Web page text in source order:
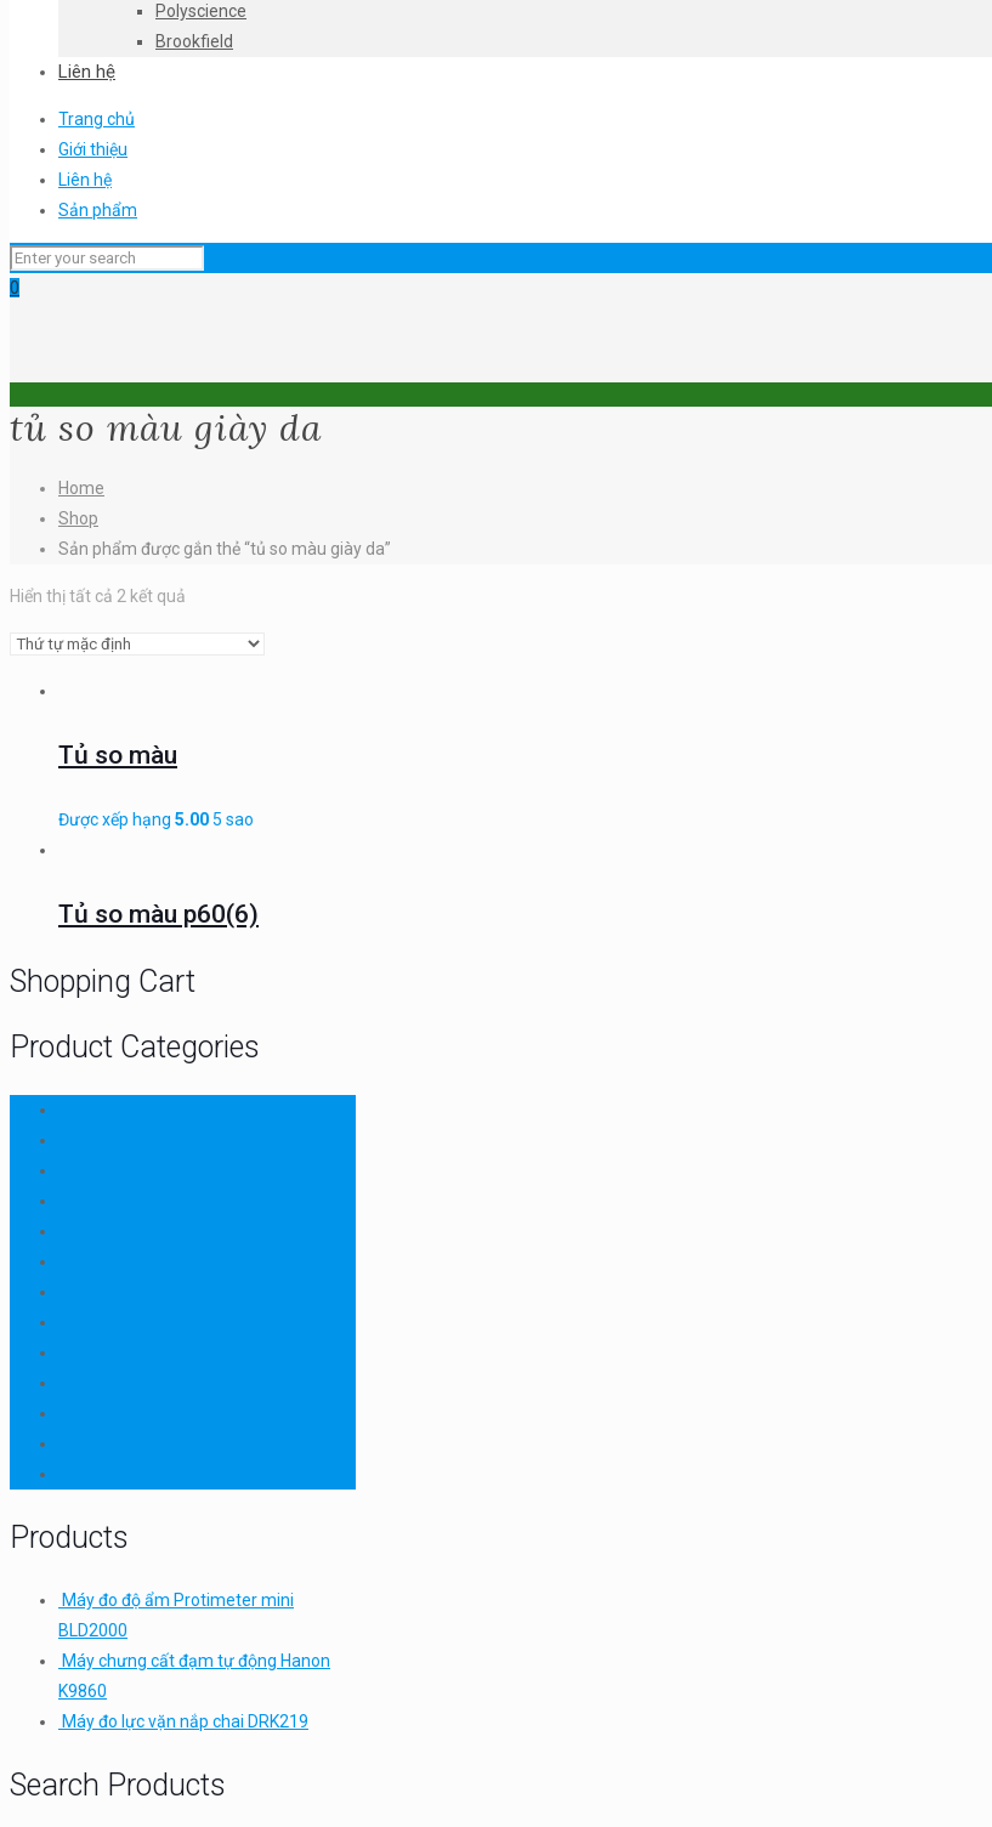
Polyscience
Brookfield
Liên hệ
Trang chủ
Giới thiệu
Liên hệ
Sản phẩm
0
tủ so màu giày da
Home
Shop
Sản phẩm được gắn thẻ “tủ so màu giày da”
Hiển thị tất cả 2 kết quả
Tủ so màu
Được xếp hạng 5.005 sao
Tủ so màu p60(6)
Shopping Cart
Product Categories
Products
Máy đo độ ẩm Protimeter mini
BLD2000
Máy chưng cất đạm tự động Hanon
K9860
Máy đo lực vặn nắp chai DRK219
Search Products